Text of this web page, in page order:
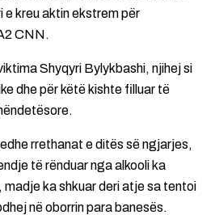
e kreu aktin ekstrem për
CNN.
Shyqyri Bylykbashi, njihej si
dhe për këtë kishte filluar të
rrethanat e ditës së ngjarjes,
të rënduar nga alkooli ka
ka shkuar deri atje sa tentoi
në oborrin para banesës.